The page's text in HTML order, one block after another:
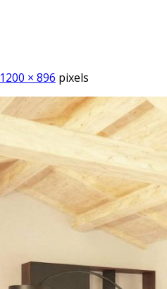
1200 × 896 pixels